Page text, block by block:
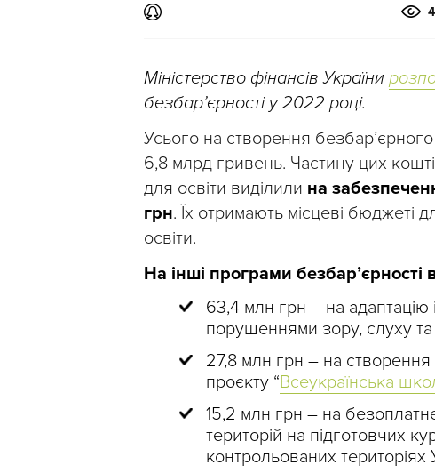
Міністерство фінансів України
безбар’єрності у 2022 році.
Усього на створення
6,8 млрд гривень. Частину цих
для освіти виділили на
грн. Їх отримають місцеві бюджеті
освіти.
На інші програми безбар’єрності
63,4 млн грн – на адаптацію
порушеннями зору, слуху та
27,8 млн грн – на
проєкту “Всеукраїнська
15,2 млн грн – на
територій на підготовчих
контрольованих територіях